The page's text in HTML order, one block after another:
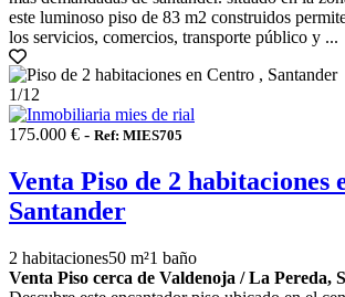
este luminoso piso de 83 m2 construidos
los servicios, comercios, transporte público y ...
1/12
175.000 € - Ref: MIES705
Venta Piso de 2 habitaciones
Santander
2 habitaciones50 m²1 baño
Venta Piso cerca de Valdenoja / La Pereda,